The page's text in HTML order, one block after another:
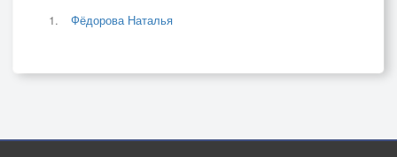
Фёдорова Наталья